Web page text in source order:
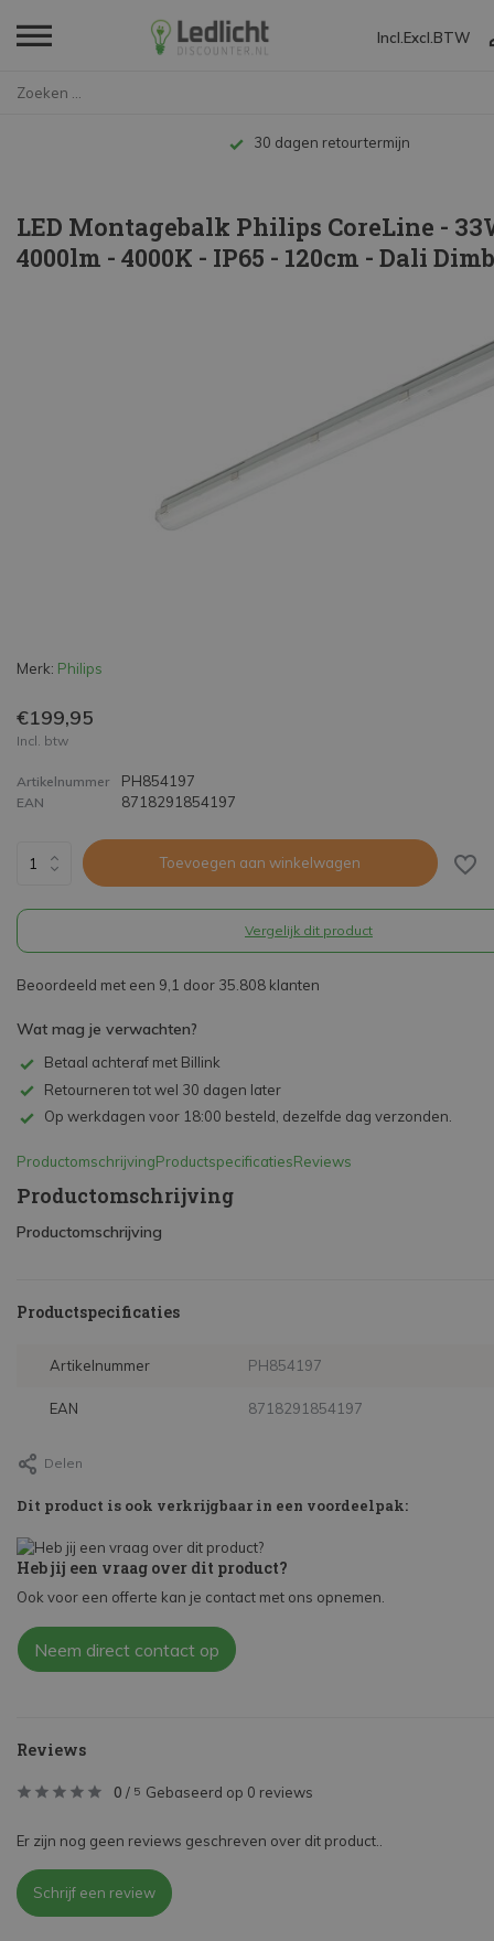
Incl. Excl. BTW
Tot 10 jaar garantie
LED Montagebalk Philips CoreLine -
4000lm - 4000K - IP65 - 120cm - Dali
Merk: Philips
€199,95
Incl. btw
Artikelnummer PH854197
EAN 8718291854197
Toevoegen aan winkelwagen
Vergelijk dit product
Beoordeeld met een 9,1 door 35.808 klanten
Wat mag je verwachten?
Betaal achteraf met Billink
Retourneren tot wel 30 dagen later
Op werkdagen voor 18:00 besteld, dezelfde dag verzonden.
ProductomschrijvingProductspecificatiesReviews
Productomschrijving
Productomschrijving
Productspecificaties
Artikelnummer PH854197
EAN 8718291854197
Delen
Dit product is ook verkrijgbaar in een voordeelpak:
Heb jij een vraag over dit product?
Ook voor een offerte kan je contact met ons opnemen.
Neem direct contact op
Reviews
0 / 5 Gebaseerd op 0 reviews
Er zijn nog geen reviews geschreven over dit product..
Schrijf een review